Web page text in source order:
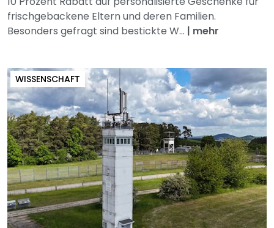
frischgebackene Eltern und deren Familien.
Besonders gefragt sind bestickte W... | mehr
WISSENSCHAFT